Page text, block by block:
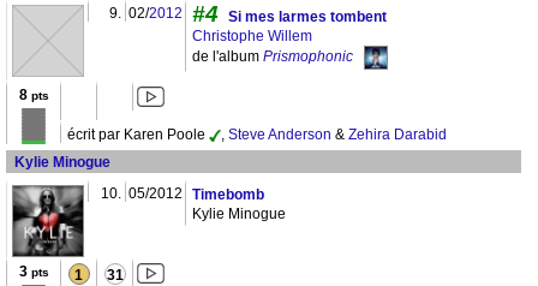
9. 02/2012 #4 Si mes larmes tombent
Christophe Willem
de l'album Prismophonic
8pts
écrit par Karen Poole , Steve Anderson & Zehira Darabid
Kylie Minogue
10. 05/2012
Timebomb
Kylie Minogue
3pts 1 31